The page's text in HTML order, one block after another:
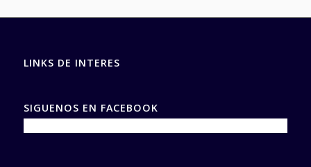
LINKS DE INTERES
SIGUENOS EN FACEBOOK